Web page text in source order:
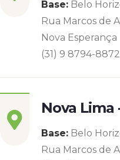
Base: Belo
Rua Marcos de
Nova Esperança
(31) 9 8794-
Nova Lima
Base: Belo
Rua Marcos de